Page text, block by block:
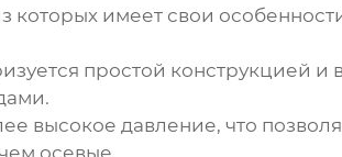
которых имеет свои
простой конструкцией
высокое давление, что